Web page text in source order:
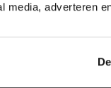
media, adverteren
aan en ontvang